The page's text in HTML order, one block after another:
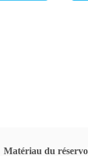
Matériau du